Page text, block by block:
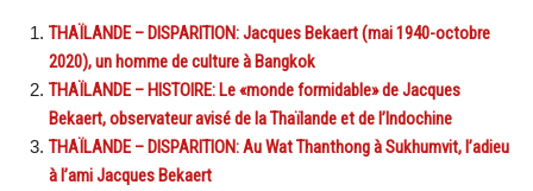
THAÏLANDE – DISPARITION: Jacques Bekaert (mai 1940-octobre
2020), un homme de culture à Bangkok
THAÏLANDE – HISTOIRE: Le «monde formidable» de Jacques
Bekaert, observateur avisé de la Thaïlande et de l’Indochine
THAÏLANDE – DISPARITION: Au Wat Thanthong à Sukhumvit, l’adieu
à l’ami Jacques Bekaert